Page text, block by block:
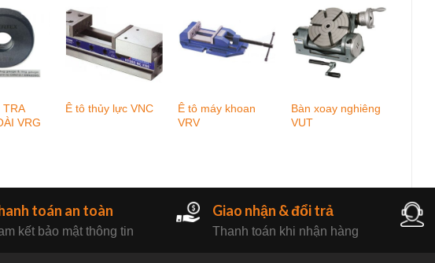
VRG
Ê tô thủy lực VNC
Ê tô máy khoan
VRV
Bàn xoay nghiêng
VUT
toán an toàn
kết bảo mật thông tin
Giao nhận & đổi trả
Thanh toán khi nhận hàng